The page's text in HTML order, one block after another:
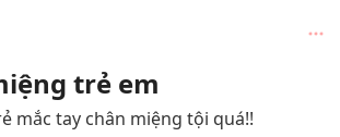
trẻ em
mắc tay chân miệng tội quá!!